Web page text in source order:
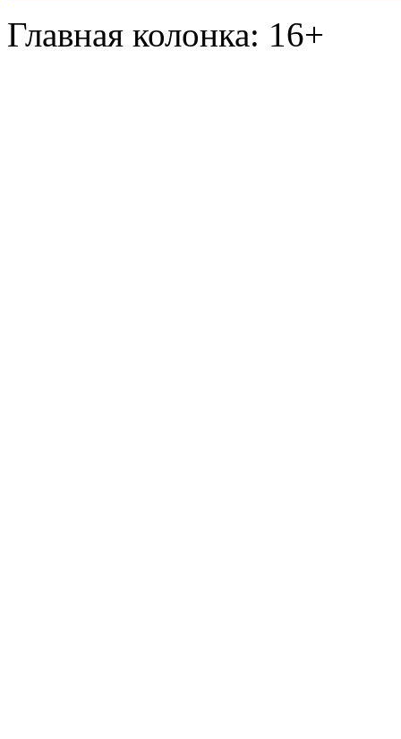
Главная колонка: 16+